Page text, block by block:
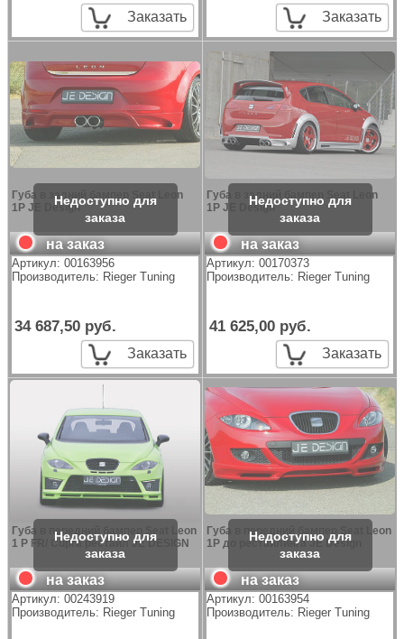
Заказать Заказать
Губа в задний бампер Seat Leon
1P JE Design
на заказ
Артикул: 00163956
Производитель: Rieger Tuning
34 687,50 руб.
Заказать
Губа в задний бампер Seat Leon
1P JE Design
на заказ
Артикул: 00170373
Производитель: Rieger Tuning
41 625,00 руб.
Заказать
Губа в передний бампер Seat Leon
1 P FR/ Cupra рестайл JE DESIGN
на заказ
Артикул: 00243919
Производитель: Rieger Tuning
Губа в передний бампер Seat Leon
1P до рестайлинга JE Design
на заказ
Артикул: 00163954
Производитель: Rieger Tuning